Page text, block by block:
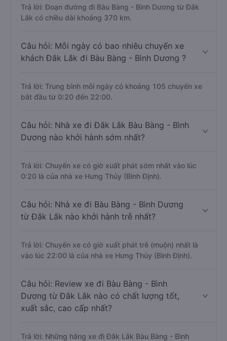
Trả lời: Đoạn đường đi Bàu Bàng - Bình Dương từ Đắk
Lắk có chiều dài khoảng 370 km.
Câu hỏi: Mỗi ngày có bao nhiêu chuyến xe
khách Đắk Lắk đi Bàu Bàng - Bình Dương ?
Trả lời: Trung bình mỗi ngày có khoảng 105 chuyến xe
bắt đầu từ 0:20 đến 22:00.
Câu hỏi: Nhà xe đi Đắk Lắk Bàu Bàng - Bình
Dương nào khởi hành sớm nhất?
Trả lời: Chuyến xe có giờ xuất phát sớm nhất vào lúc
0:20 là của nhà xe Hưng Thủy (Bình Định).
Câu hỏi: Nhà xe đi Bàu Bàng - Bình Dương
từ Đắk Lắk nào khởi hành trễ nhất?
Trả lời: Chuyến xe có giờ xuất phát trễ (muộn) nhất là
vào lúc 22:00 là của nhà xe Hưng Thủy (Bình Định).
Câu hỏi: Review xe đi Bàu Bàng - Bình
Dương từ Đắk Lắk nào có chất lượng tốt,
xuất sắc, cao cấp nhất?
Trả lời: Những hãng xe đi Đắk Lắk Bàu Bàng - Bình